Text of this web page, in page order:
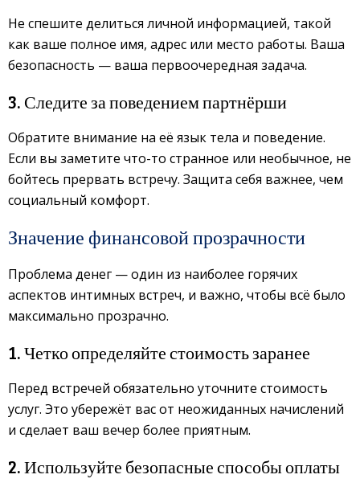
Не спешите делиться личной информацией, такой
как ваше полное имя, адрес или место работы. Ваша
безопасность — ваша первоочередная задача.
3. Следите за поведением партнёрши
Обратите внимание на её язык тела и поведение.
Если вы заметите что-то странное или необычное, не
бойтесь прервать встречу. Защита себя важнее, чем
социальный комфорт.
Значение финансовой прозрачности
Проблема денег — один из наиболее горячих
аспектов интимных встреч, и важно, чтобы всё было
максимально прозрачно.
1. Четко определяйте стоимость заранее
Перед встречей обязательно уточните стоимость
услуг. Это убережёт вас от неожиданных начислений
и сделает ваш вечер более приятным.
2. Используйте безопасные способы оплаты